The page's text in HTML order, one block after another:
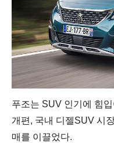
푸조는 SUV 인기에 힘
개편 , 국내 디젤SUV 시
매를 이끌었다.